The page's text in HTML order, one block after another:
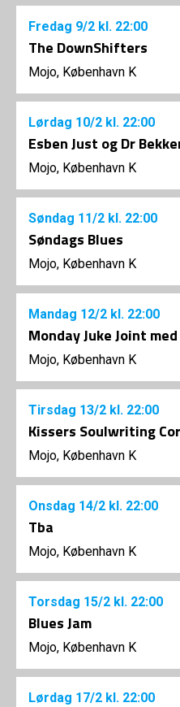
Fredag 9/2 kl. 22:00
The DownShifters
Mojo, København K
Lørdag 10/2 kl. 22:00
Esben Just og Dr
Mojo, København K
Søndag 11/2 kl. 22:00
Søndags Blues
Mojo, København K
Mandag 12/2 kl. 22:00
Monday Juke Joint med
Mojo, København K
Tirsdag 13/2 kl. 22:00
Kissers Soulwriting
Mojo, København K
Onsdag 14/2 kl. 22:00
Tba
Mojo, København K
Torsdag 15/2 kl. 22:00
Blues Jam
Mojo, København K
Lørdag 17/2 kl. 22:00